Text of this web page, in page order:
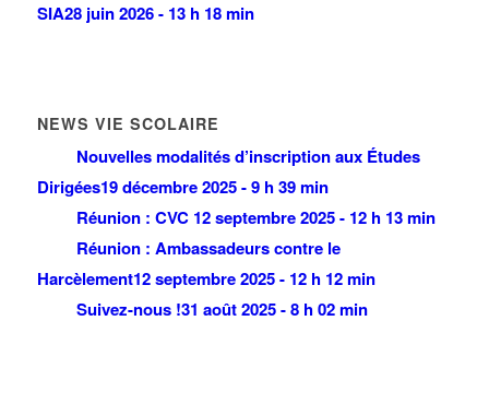
SIA28 juin 2026 - 13 h 18 min
NEWS VIE SCOLAIRE
Nouvelles modalités d’inscription aux Études
Dirigées19 décembre 2025 - 9 h 39 min
Réunion : CVC 12 septembre 2025 - 12 h 13 min
Réunion : Ambassadeurs contre le
Harcèlement12 septembre 2025 - 12 h 12 min
Suivez-nous !31 août 2025 - 8 h 02 min